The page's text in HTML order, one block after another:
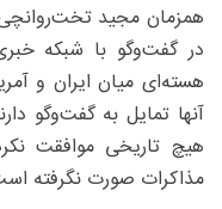
همزمان مجید
در گفت‌وگو با شبکه
هسته‌ای میان ایران و
آنها تمایل به گفت‌وگو
هیچ تاریخی موافقت
مذاکرات صورت نگرفته